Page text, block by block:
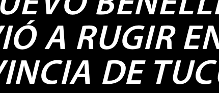
A RUGIR
DE